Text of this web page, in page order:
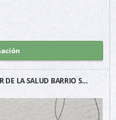
DE LA SALUD BARRIO S…